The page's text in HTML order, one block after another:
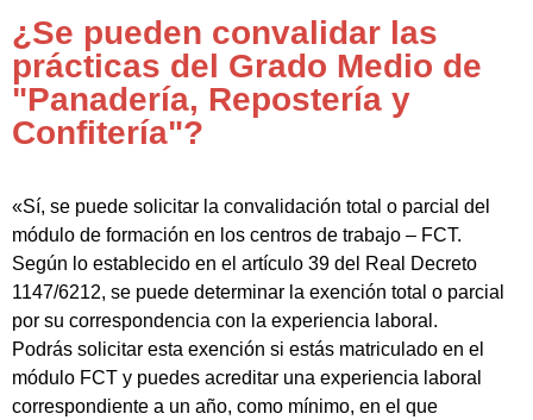
¿Se pueden convalidar las
prácticas del Grado Medio de
"Panadería, Repostería y
Confitería"?
«Sí, se puede solicitar la convalidación total o parcial del
módulo de formación en los centros de trabajo – FCT.
Según lo establecido en el artículo 39 del Real Decreto
1147/6212, se puede determinar la exención total o parcial
por su correspondencia con la experiencia laboral.
Podrás solicitar esta exención si estás matriculado en el
módulo FCT y puedes acreditar una experiencia laboral
correspondiente a un año, como mínimo, en el que